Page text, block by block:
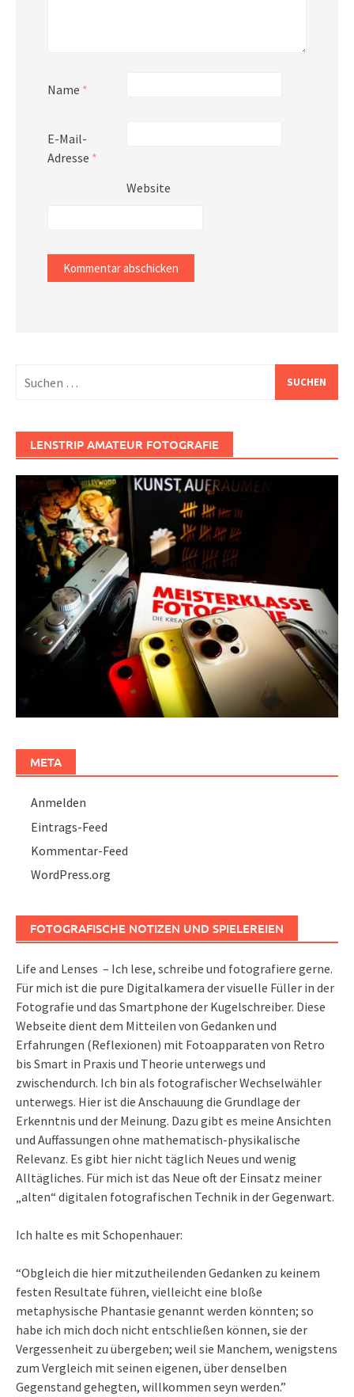
Name *
E-Mail-
Adresse *
Website
nach:
LENSTRIP AMATEUR FOTOGRAFIE
META
Anmelden
Eintrags-Feed
Kommentar-Feed
WordPress.org
FOTOGRAFISCHE NOTIZEN UND SPIELEREIEN
Life and Lenses – Ich lese, schreibe und fotografiere gerne.
Für mich ist die pure Digitalkamera der visuelle Füller in der
Fotografie und das Smartphone der Kugelschreiber. Diese
Webseite dient dem Mitteilen von Gedanken und
Erfahrungen (Reflexionen) mit Fotoapparaten von Retro
bis Smart in Praxis und Theorie unterwegs und
zwischendurch. Ich bin als fotografischer Wechselwähler
unterwegs. Hier ist die Anschauung die Grundlage der
Erkenntnis und der Meinung. Dazu gibt es meine Ansichten
und Auffassungen ohne mathematisch-physikalische
Relevanz. Es gibt hier nicht täglich Neues und wenig
Alltägliches. Für mich ist das Neue oft der Einsatz meiner
„alten“ digitalen fotografischen Technik in der Gegenwart.
Ich halte es mit Schopenhauer:
“Obgleich die hier mitzutheilenden Gedanken zu keinem
festen Resultate führen, vielleicht eine bloße
metaphysische Phantasie genannt werden könnten; so
habe ich mich doch nicht entschließen können, sie der
Vergessenheit zu übergeben; weil sie Manchem, wenigstens
zum Vergleich mit seinen eigenen, über denselben
Gegenstand gehegten, willkommen seyn werden.”